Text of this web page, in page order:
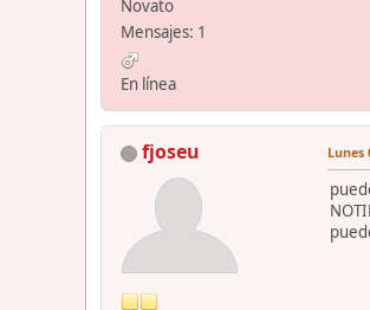
Novato
Mensajes: 1
En línea
fjoseu Lunes